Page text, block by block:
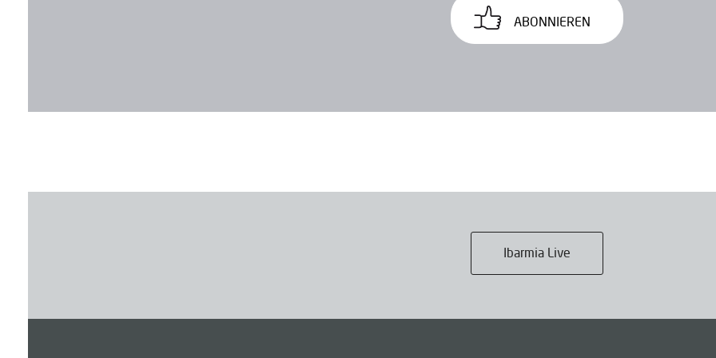
ABONNIEREN
Ibarmia Live